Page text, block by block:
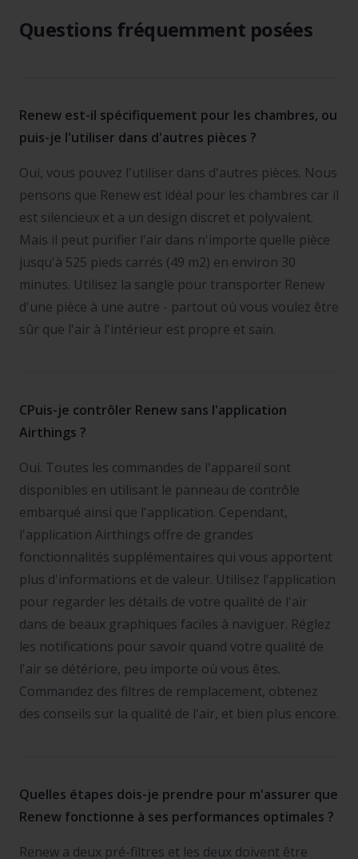
Questions fréquemment posées
Renew est-il spécifiquement pour les chambres, ou
puis-je l'utiliser dans d'autres pièces ?
Oui, vous pouvez l'utiliser dans d'autres pièces. Nous
pensons que Renew est idéal pour les chambres car il
est silencieux et a un design discret et polyvalent.
Mais il peut purifier l'air dans n'importe quelle pièce
jusqu'à 525 pieds carrés (49 m2) en environ 30
minutes. Utilisez la sangle pour transporter Renew
d'une pièce à une autre - partout où vous voulez être
sûr que l'air à l'intérieur est propre et sain.
CPuis-je contrôler Renew sans l'application
Airthings ?
Oui. Toutes les commandes de l'appareil sont
disponibles en utilisant le panneau de contrôle
embarqué ainsi que l'application. Cependant,
l'application Airthings offre de grandes
fonctionnalités supplémentaires qui vous apportent
plus d'informations et de valeur. Utilisez l'application
pour regarder les détails de votre qualité de l'air
dans de beaux graphiques faciles à naviguer. Réglez
les notifications pour savoir quand votre qualité de
l'air se détériore, peu importe où vous êtes.
Commandez des filtres de remplacement, obtenez
des conseils sur la qualité de l'air, et bien plus encore.
Quelles étapes dois-je prendre pour m'assurer que
Renew fonctionne à ses performances optimales ?
Renew a deux pré-filtres et les deux doivent être